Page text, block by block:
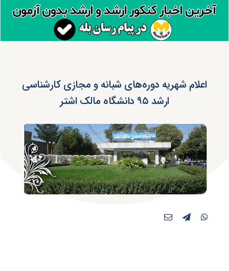
اعلام شهریه دوره‌های شبانه و مجازی کارشناسی
ارشد ۹۵ دانشگاه مالک اشتر